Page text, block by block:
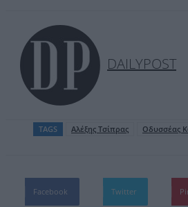
DAILYPOST
TAGS Aλέξης Τσίπρας Οδυσσέας
Facebook Twitter